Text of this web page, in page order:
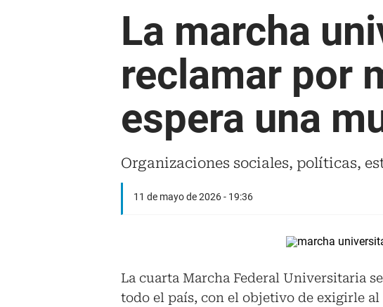
La marcha
reclamar por
espera una
Organizaciones sociales, políticas,
11 de mayo de 2026 - 19:36
La cuarta Marcha Federal Universitaria
todo el país, con el objetivo de exigirle